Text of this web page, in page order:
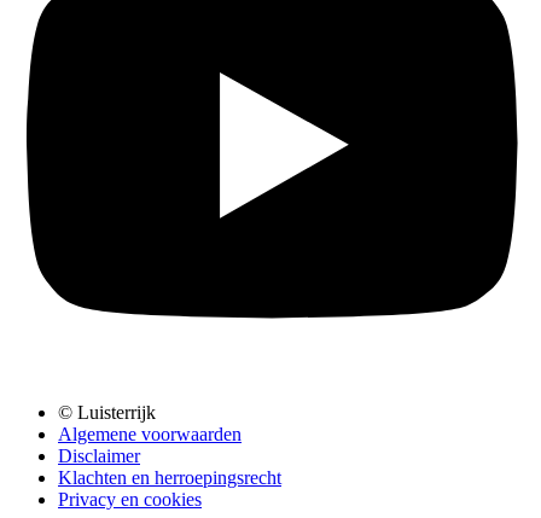
© Luisterrijk
Algemene voorwaarden
Disclaimer
Klachten en herroepingsrecht
Privacy en cookies